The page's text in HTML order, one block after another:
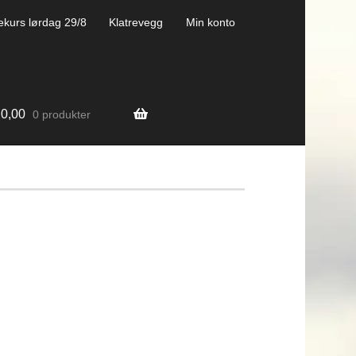
lørdag 29/8 Klatrevegg Min konto
0 produkter